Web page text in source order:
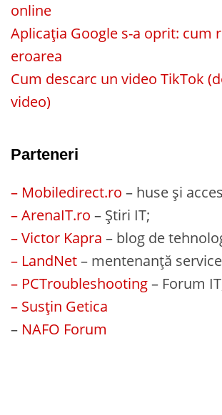
online
Aplicația Google s-a oprit: cum
eroarea
Cum descarc un video TikTok
video)
Parteneri
– Mobiledirect.ro – huse și
– ArenaIT.ro – Știri IT;
– Victor Kapra – blog de
– LandNet– mentenanță
– PCTroubleshooting– Forum
– Susțin Getica
– NAFO Forum